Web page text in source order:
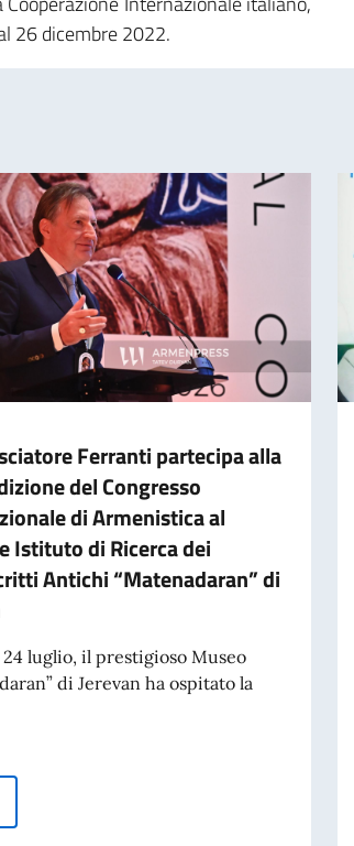
26 dicembre 2022.
nell’80° anno della sua fondazione.
Ferranti partecipa alla
del Congresso
di Armenistica al
Istituto di Ricerca dei
Antichi “Matenadaran” di
24 luglio, il prestigioso Museo
di Jerevan ha ospitato la
Ferranti partecipa alla Terza edizione